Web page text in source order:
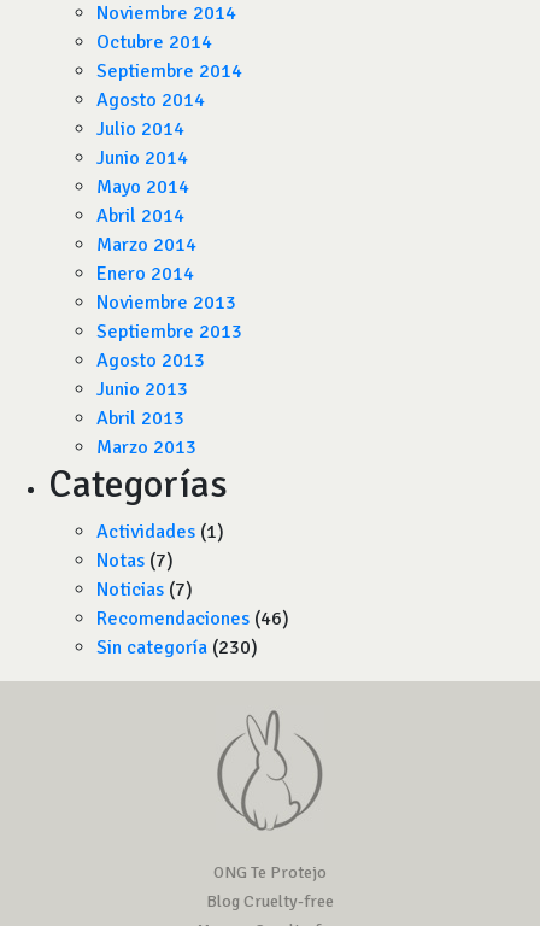
Noviembre 2014
Octubre 2014
Septiembre 2014
Agosto 2014
Julio 2014
Junio 2014
Mayo 2014
Abril 2014
Marzo 2014
Enero 2014
Noviembre 2013
Septiembre 2013
Agosto 2013
Junio 2013
Abril 2013
Marzo 2013
Categorías
Actividades (1)
Notas (7)
Noticias (7)
Recomendaciones (46)
Sin categoría (230)
ONG Te Protejo
Blog Cruelty-free